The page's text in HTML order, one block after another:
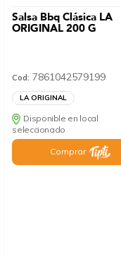
Salsa Bbq Clásica LA
ORIGINAL 200 G
Cod: 7861042579199
LA ORIGINAL
Disponible en local
seleccionado
Comprar